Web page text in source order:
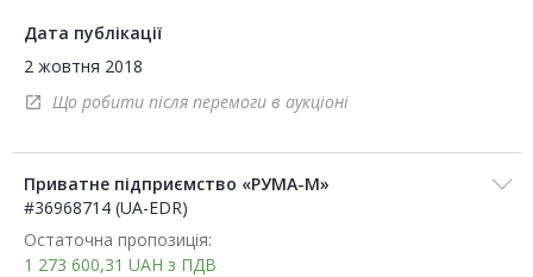
Дата публікації
2 жовтня 2018
open_in_new Що робити після перемоги в аукціоні
Приватне підприємство «РУМА-М»
#36968714 (UA-EDR)
Остаточна пропозиція:
1 273 600,31 UAH з ПДВ